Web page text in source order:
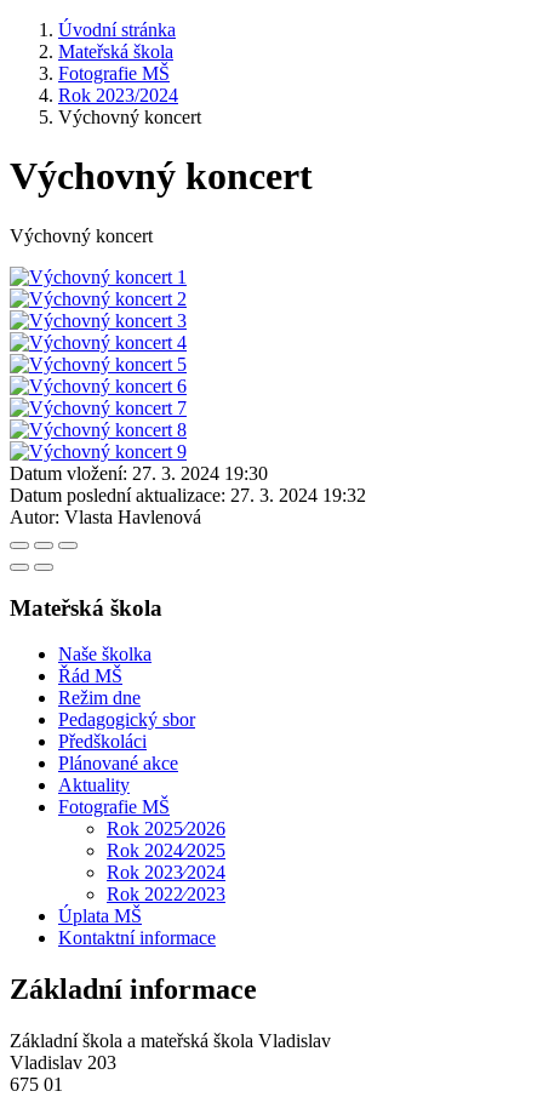
Úvodní stránka
Mateřská škola
Fotografie MŠ
Rok 2023/2024
Výchovný koncert
Výchovný koncert
Výchovný koncert
Datum vložení: 27. 3. 2024 19:30
Datum poslední aktualizace: 27. 3. 2024 19:32
Autor: Vlasta Havlenová
Mateřská škola
Naše školka
Řád MŠ
Režim dne
Pedagogický sbor
Předškoláci
Plánované akce
Aktuality
Fotografie MŠ
Rok 2025⁄2026
Rok 2024⁄2025
Rok 2023⁄2024
Rok 2022⁄2023
Úplata MŠ
Kontaktní informace
Základní informace
Základní škola a mateřská škola Vladislav
Vladislav 203
675 01